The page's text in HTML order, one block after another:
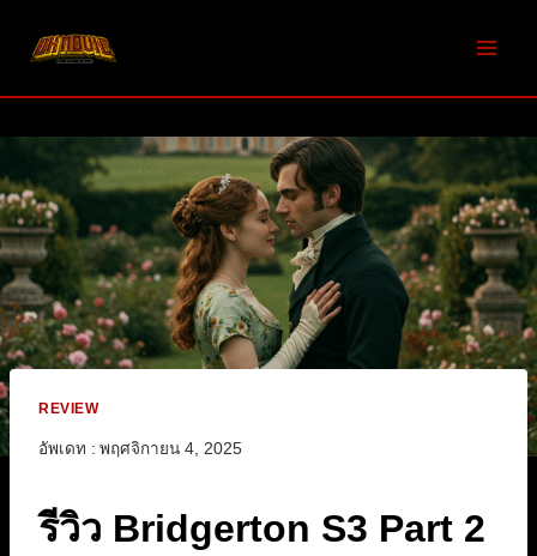
REVIEW
อัพเดท : พฤศจิกายน 4, 2025
รีวิว Bridgerton S3 Part 2